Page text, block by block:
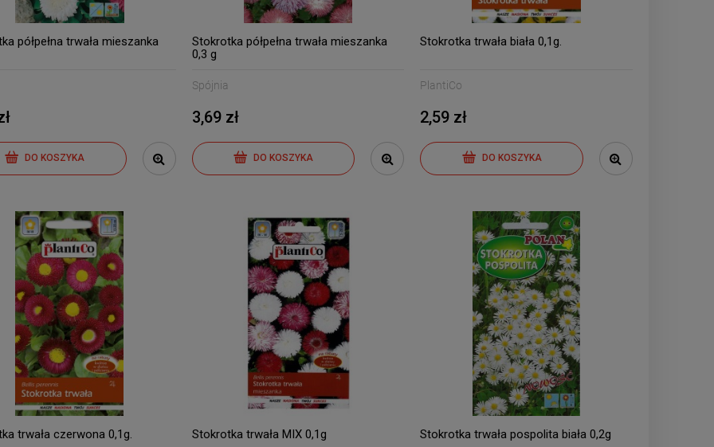
półpełna trwała mieszanka
DO KOSZYKA
Stokrotka półpełna trwała mieszanka
0,3 g
Spójnia
3,69 zł
DO KOSZYKA
Stokrotka trwała biała 0,1g.
PlantiCo
2,59 zł
DO KOSZYKA
trwała czerwona 0,1g. Stokrotka trwała MIX 0,1g Stokrotka trwała pospolita biała 0,2g